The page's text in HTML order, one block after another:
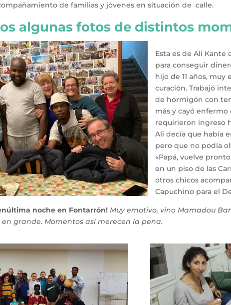
de familias y jóvenes en situación de calle.
algunas fotos de distintos
Esta es de Ali Kante
para conseguir
hijo de 11 años, muy
curación. Trabajó
de hormigón con
más y cayó
requirieron ingreso
Ali decía que había
pero que no podía
«Papá, vuelve
en un piso de las
otros chicos
Capuchino para el
noche en Fontarrón! Muy emotivo, vino Mamadou
grande. Momentos así merecen la pena.